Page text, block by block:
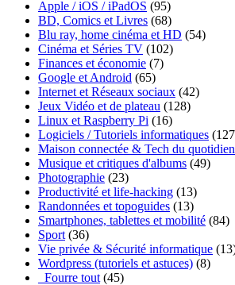
Apple / iOS / iPadOS (95)
BD, Comics et Livres (68)
Blu ray, home cinéma et HD (54)
Cinéma et Séries TV (102)
Finances et économie (7)
Google et Android (65)
Internet et Réseaux sociaux (42)
Jeux Vidéo et de plateau (128)
Linux et Raspberry Pi (16)
Logiciels / Tutoriels informatiques
Maison connectée & Tech du quotidien
Musique et critiques d'albums (49)
Photographie (23)
Productivité et life-hacking (13)
Randonnées et topoguides (13)
Smartphones, tablettes et mobilité (84)
Sport (36)
Vie privée & Sécurité informatique
Wordpress (tutoriels et astuces) (8)
_Fourre tout (45)